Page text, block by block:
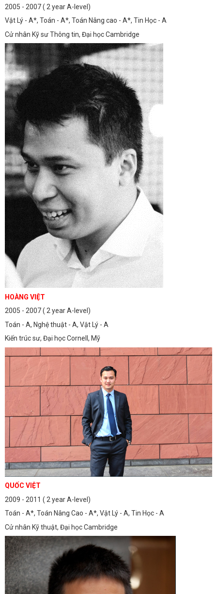
2005 - 2007 ( 2 year A-level)
Vật Lý - A*, Toán - A*, Toán Nâng cao - A*, Tin Học - A
Cử nhân Kỹ sư Thông tin, Đại học Cambridge
HOÀNG VIỆT
2005 - 2007 ( 2 year A-level)
Toán - A, Nghệ thuật - A, Vật Lý - A
Kiến trúc sư, Đại học Cornell, Mỹ
QUỐC VIỆT
2009 - 2011 ( 2 year A-level)
Toán - A*, Toán Nâng Cao - A*, Vật Lý - A, Tin Học - A
Cử nhân Kỹ thuật, Đại học Cambridge